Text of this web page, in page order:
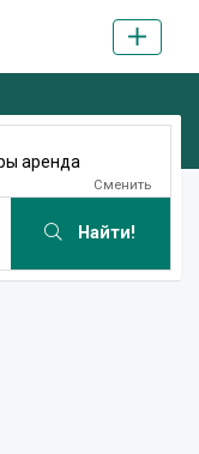
аренда
Сменить
Найти!